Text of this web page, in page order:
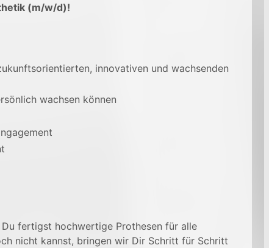
(m/w/d)!
innovativen und wachsenden
wachsen können
Du fertigst hochwertige Prothesen für alle
nicht kannst, bringen wir Dir Schritt für Schritt